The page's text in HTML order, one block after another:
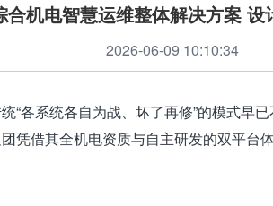
合机电智慧运维整体解决方案 设
2026-06-09 10:10:34
“各系统各自为战、坏了再修”的模式
凭借其全机电资质与自主研发的双平台